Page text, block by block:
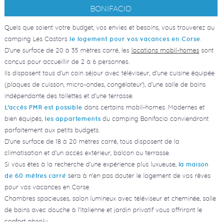
BONIFACIO
Quels que soient votre budget, vos envies et besoins, vous trouverez au
camping Les Castors le logement pour vos vacances en Corse
D’une surface de 20 à 35 mètres carré, les locations mobil-homessont
conçus pour accueillir de 2 à 6 personnes.
Ils disposent tous d’un coin séjour avec téléviseur, d’une cuisine équipée
(plaques de cuisson, micro-ondes, congélateur), d’une salle de bains
indépendante des toilettes et d’une terrasse.
L’accès PMR est possible dans certains mobil-homes. Modernes et
bien équipés, les appartementsdu camping Bonifacio conviendront
parfaitement aux petits budgets.
D’une surface de 18 à 20 mètres carré, tous disposent de la
climatisation et d’un accès extérieur, balcon ou terrasse.
Si vous êtes à la recherche d’une expérience plus luxueuse, la maison
de 60 mètres carré sera à n’en pas douter le logement de vos rêves
pour vos vacances en Corse.
Chambres spacieuses, salon lumineux avec téléviseur et cheminée, salle
de bains avec douche à l’italienne et jardin privatif vous offriront le